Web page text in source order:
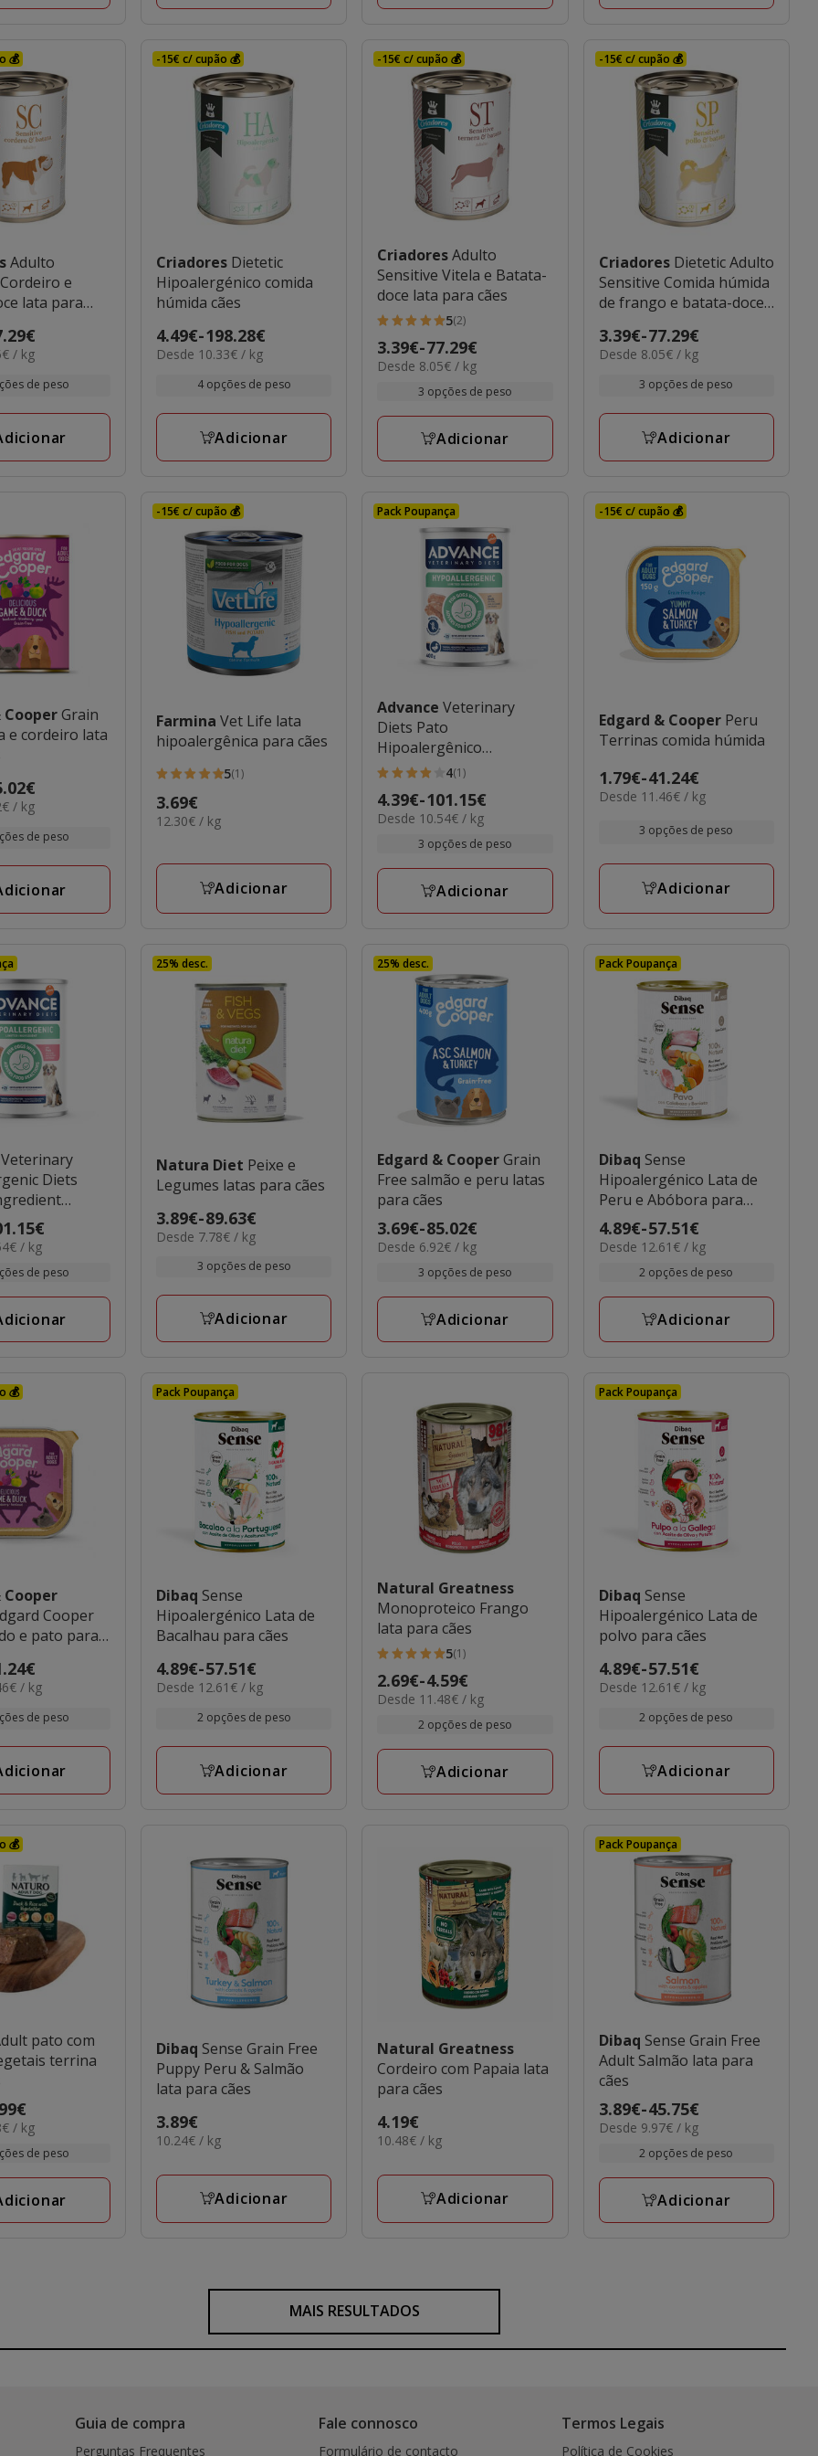
💰
Adulto
e
lata para
/ kg
de peso
-15€ c/ cupão 💰
Criadores Dietetic
Hipoalergénico comida
húmida cães
Preço
de
198.28€
4.49€-198.28€
10.33€
Desde 10.33€ / kg
4 opções de peso
Adicionar
-15€ c/ cupão 💰
CriadoresAdulto
Sensitive Vitela e Batata-
doce lata para cães
5
estrelas
com
avaliações
5(2)
Preço
de
a
77.29€
3.39€-77.29€
8.05€
Desde 8.05€ / kg
3 opções de peso
Adicionar
-15€ c/ cupão 💰
Criadores Dietetic Adulto
Sensitive Comida húmida
de frango e batata-doce
Preço
de
77.29€
3.39€-77.29€
8.05€
Desde 8.05€ / kg
3 opções de peso
Adicionar
Cooper Grain
e cordeiro lata
/ kg
de peso
-15€ c/ cupão 💰
Farmina Vet Life lata
hipoalergênica para cães
5
estrelas
com
avaliações
5(1)
Preço
3.69€
3.69€
12.30€
12.30€ / kg
Adicionar
Pack Poupança
AdvanceVeterinary
Diets Pato
Hipoalergênico
Ingredientes Limitados
Cachorro
4
estrelas
com
avaliações
4(1)
Preço
de
a
101.15€
4.39€-101.15€
10.54€
Desde 10.54€ / kg
3 opções de peso
Adicionar
-15€ c/ cupão 💰
Edgard & Cooper Peru
Terrinas comida húmida
Preço
de
41.24€
1.79€-41.24€
11.46€
Desde 11.46€ / kg
3 opções de peso
Adicionar
Veterinary
Diets
de porco
/ kg
de peso
25% desc.
Natura Diet Peixe e
Legumes latas para cães
Preço
de
89.63€
3.89€-89.63€
7.78€
Desde 7.78€ / kg
3 opções de peso
Adicionar
25% desc.
Edgard & Cooper Grain
Free salmão e peru latas
para cães
Preço
de
a
85.02€
3.69€-85.02€
6.92€
Desde 6.92€ / kg
3 opções de peso
Adicionar
Pack Poupança
Dibaq Sense
Hipoalergénico Lata de
Peru e Abóbora para
cães
Preço
de
a
57.51€
4.89€-57.51€
12.61€
Desde 12.61€ / kg
2 opções de peso
Adicionar
💰
Cooper
Cooper
e pato para
/ kg
de peso
Pack Poupança
Dibaq Sense
Hipoalergénico Lata de
Bacalhau para cães
Preço
de
57.51€
4.89€-57.51€
12.61€
Desde 12.61€ / kg
2 opções de peso
Adicionar
Natural Greatness
Monoproteico Frango
lata para cães
5
estrelas
com
avaliações
5(1)
Preço
de
a
2.69€-4.59€
11.48€
Desde 11.48€ / kg
2 opções de peso
Adicionar
Pack Poupança
Dibaq Sense
Hipoalergénico Lata de
polvo para cães
Preço
de
57.51€
4.89€-57.51€
12.61€
Desde 12.61€ / kg
2 opções de peso
Adicionar
💰
pato com
terrina
/ kg
de peso
Dibaq Sense Grain Free
Puppy Peru & Salmão
lata para cães
Preço
3.89€
3.89€
10.24€
KG
10.24€ / kg
Adicionar
Natural Greatness
Cordeiro com Papaia lata
para cães
Preço
4.19€
4.19€
10.48€
KG
10.48€ / kg
Adicionar
Pack Poupança
Dibaq Sense Grain Free
Adult Salmão lata para
cães
Preço
de
a
45.75€
3.89€-45.75€
9.97€
Desde 9.97€ / kg
2 opções de peso
Adicionar
MAIS RESULTADOS
Guia de compra
Perguntas Frequentes
Fale connosco
Formulário de contacto
Termos Legais
Política de Cookies